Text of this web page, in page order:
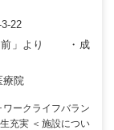
22
前」より ・成
療院
ワークライフバラン
充実 ＜施設につい